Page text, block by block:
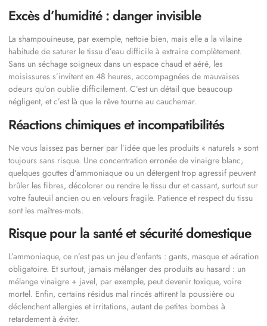
Excès d’humidité : danger invisible
La shampouineuse, par exemple, nettoie bien, mais elle a la vilaine
habitude de saturer le tissu d’eau difficile à extraire complètement.
Sans un séchage soigneux dans un espace chaud et aéré, les
moisissures s’invitent en 48 heures, accompagnées de mauvaises
odeurs qu’on oublie difficilement. C’est un détail que beaucoup
négligent, et c’est là que le rêve tourne au cauchemar.
Réactions chimiques et incompatibilités
Ne vous laissez pas berner par l’idée que les produits « naturels » sont
toujours sans risque. Une concentration erronée de vinaigre blanc,
quelques gouttes d’ammoniaque ou un détergent trop agressif peuvent
brûler les fibres, décolorer ou rendre le tissu dur et cassant, surtout sur
votre fauteuil ancien ou en velours fragile. Patience et respect du tissu
sont les maîtres-mots.
Risque pour la santé et sécurité domestique
L’ammoniaque, ce n’est pas un jeu d’enfants : gants, masque et aération
obligatoire. Et surtout, jamais mélanger des produits au hasard : un
mélange vinaigre + javel, par exemple, peut devenir toxique, voire
mortel. Enfin, certains résidus mal rincés attirent la poussière ou
déclenchent allergies et irritations, autant de petites bombes à
retardement à éviter.